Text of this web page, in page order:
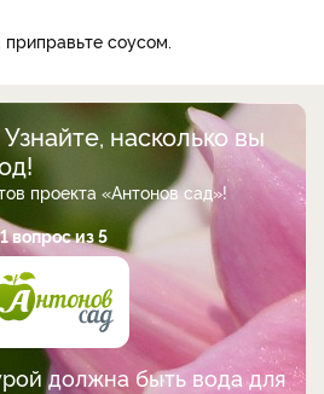
соусом.
насколько вы
проекта «Антонов сад»!
1 вопрос из 5
должна быть вода для